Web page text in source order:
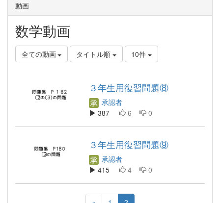
動画
数学動画
全ての動画 タイトル順 10件
３年生用復習問題⑧
承認者
387
6 0
３年生用復習問題⑨
承認者
415
4 0